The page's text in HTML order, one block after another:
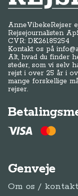
AnneVibekeRejser
Rejsejournalisten
CVR: DK26185254
Kontakt os på
Alt, hvad du finder
steder, som vi selv
rejst i over 25 år i
mange forskellige
rejser.
Genveje
Om os / kontakt